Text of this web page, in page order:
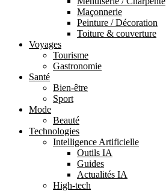
Maçonnerie
Peinture / Décoration
Toiture & couverture
Voyages
Tourisme
Gastronomie
Santé
Bien-être
Sport
Mode
Beauté
Technologies
Intelligence Artificielle
Outils IA
Guides
Actualités IA
High-tech